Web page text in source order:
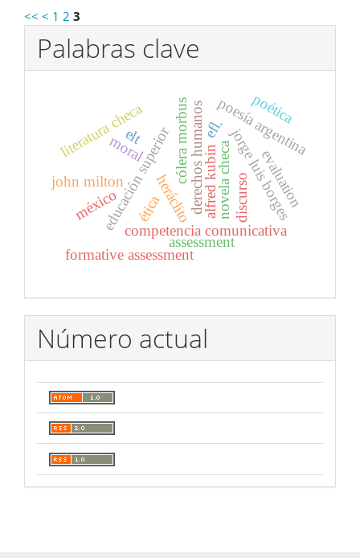
<< < 1 2 3
Palabras clave
discurso
competencia comunicativa
educación superior jorge luis borges
heráclito
john milton
poesía argentina
derechos humanos
ética
moral
méxico alfred kubinnovela checa
literatura checa
assessment
evaluation
formative assessment
elt efl.
cólera morbus poética
Número actual